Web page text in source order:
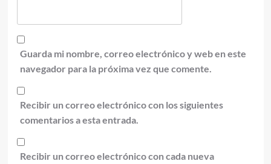
Guarda mi nombre, correo electrónico y web en este
navegador para la próxima vez que comente.
Recibir un correo electrónico con los siguientes
comentarios a esta entrada.
Recibir un correo electrónico con cada nueva